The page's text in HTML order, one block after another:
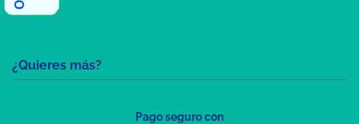
¿Quieres más?
Pago seguro con